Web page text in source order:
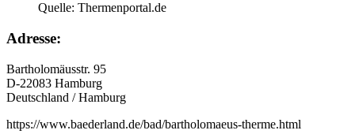
Quelle: Thermenportal.de
Adresse:
Bartholomäusstr. 95
D-22083 Hamburg
Deutschland / Hamburg
https://www.baederland.de/bad/bartholomaeus-therme.html